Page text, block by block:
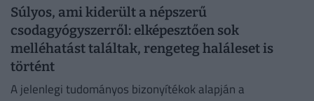
Súlyos, ami kiderült a népszerű
csodagyógyszerről: elképesztően sok
melléhatást találtak, rengeteg haláleset is
történt
A jelenlegi tudományos bizonyítékok alapján a